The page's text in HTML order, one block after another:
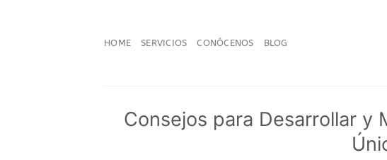
HOME SERVICIOS CONÓCENOS BLOG
Consejos para Desarrollar y